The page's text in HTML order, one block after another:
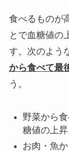
食べるものが
とで血糖値の
す。次のよう
から食べて最
う。
野菜から
糖値の上
お肉・魚